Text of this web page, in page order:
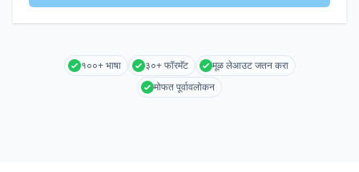
१००+ भाषा ३०+ फॉरमॅट
मूळ लेआउट जतन करा
मोफत पूर्वावलोकन